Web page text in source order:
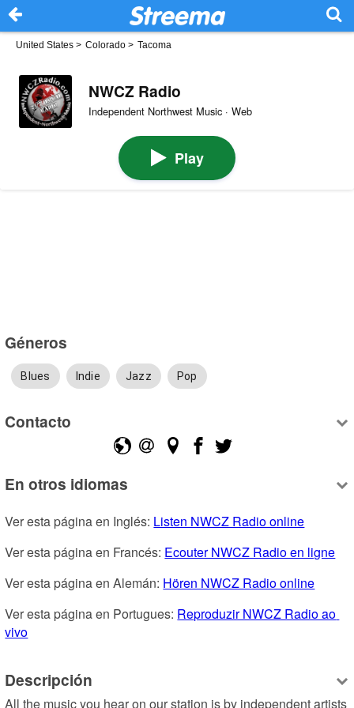
United States > Colorado > Tacoma
NWCZ Radio
Independent Northwest Music · Web
Play
Géneros
Blues Indie Jazz Pop
Contacto
En otros idiomas
Ver esta página en Inglés: Listen NWCZ Radio online
Ver esta página en Francés: Ecouter NWCZ Radio en ligne
Ver esta página en Alemán: Hören NWCZ Radio online
Ver esta página en Portugues: Reproduzir NWCZ Radio ao
vivo
Descripción
All the music you hear on our station is by independent artists